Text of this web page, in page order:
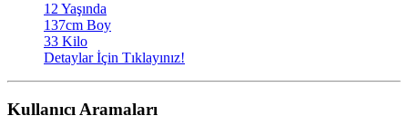
12 Yaşında
137cm Boy
33 Kilo
Detaylar İçin Tıklayınız!
Kullanıcı Aramaları